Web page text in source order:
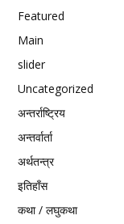
Featured
Main
slider
Uncategorized
अन्तर्राष्ट्रिय
अन्तर्वार्ता
अर्थतन्त्र
इतिहाँस
कथा / लघुकथा